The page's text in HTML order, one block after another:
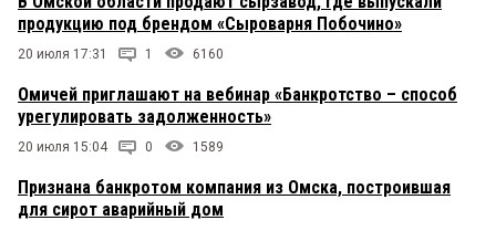
продукцию под брендом «Сыроварня Побочино»
20 июля 17:31 1 6160
Омичей приглашают на вебинар «Банкротство – способ
урегулировать задолженность»
20 июля 15:04 0 1589
Признана банкротом компания из Омска, построившая
для сирот аварийный дом